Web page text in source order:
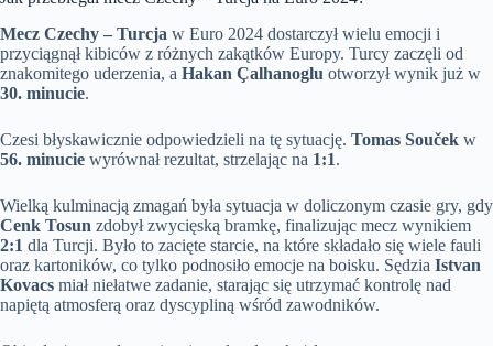
Mecz Czechy – Turcja w Euro 2024 dostarczył wielu emocji i
przyciągnął kibiców z różnych zakątków Europy. Turcy zaczęli od
znakomitego uderzenia, a Hakan Çalhanoglu otworzył wynik już w
30. minucie.
Czesi błyskawicznie odpowiedzieli na tę sytuację. Tomas Souček w
56. minucie wyrównał rezultat, strzelając na 1:1.
Wielką kulminacją zmagań była sytuacja w doliczonym czasie gry, gdy
Cenk Tosun zdobył zwycięską bramkę, finalizując mecz wynikiem
2:1 dla Turcji. Było to zacięte starcie, na które składało się wiele fauli
oraz kartoników, co tylko podnosiło emocje na boisku. Sędzia Istvan
Kovacs miał niełatwe zadanie, starając się utrzymać kontrolę nad
napiętą atmosferą oraz dyscypliną wśród zawodników.